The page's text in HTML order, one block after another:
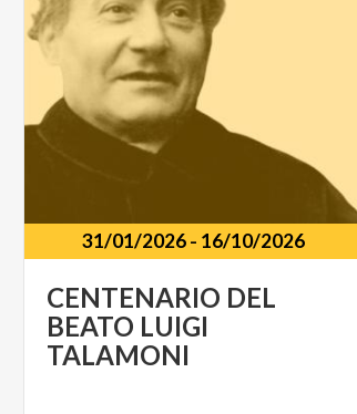
31/01/2026- 16/10/2026
CENTENARIO DEL
BEATO LUIGI
TALAMONI